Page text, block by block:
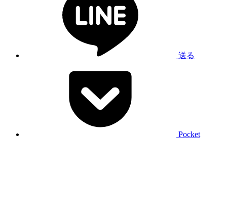
送る
Pocket